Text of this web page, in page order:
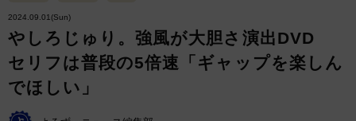
2024.09.01(Sun)
やしろじゅり。強風が大胆さ演出DVD
セリフは普段の5倍速「ギャップを楽しん
でほしい」